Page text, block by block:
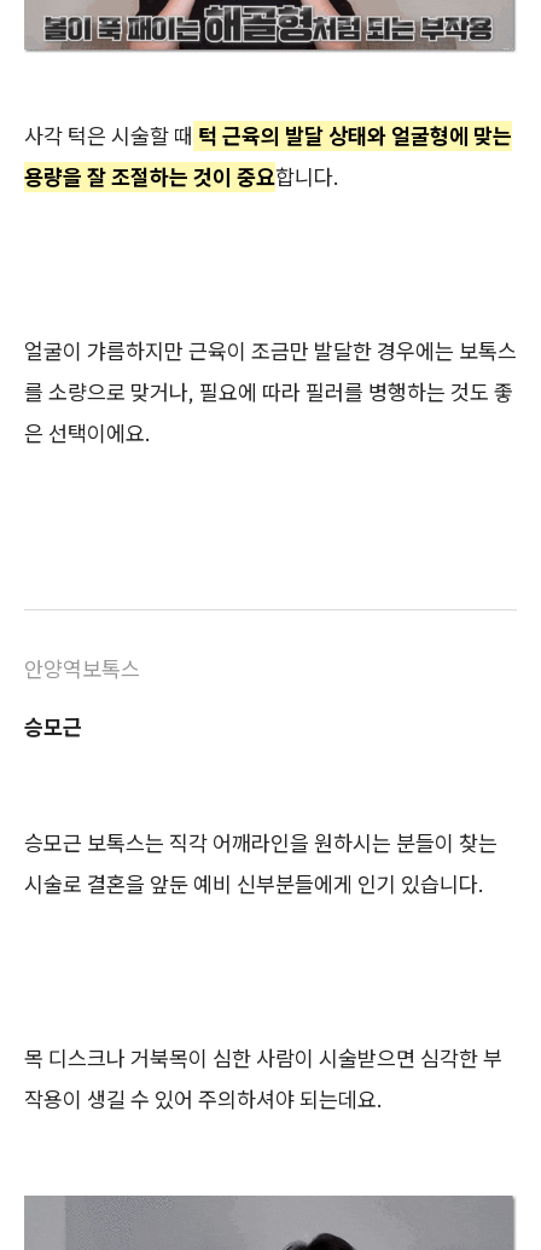
사각 턱은 시술할 때 턱 근육의 발달 상태와 얼굴형에 맞는
용량을 잘 조절하는 것이 중요합니다.
얼굴이 갸름하지만 근육이 조금만 발달한 경우에는 보톡스
를 소량으로 맞거나, 필요에 따라 필러를 병행하는 것도 좋
은 선택이에요.
안양역보톡스
승모근
승모근 보톡스는 직각 어깨라인을 원하시는 분들이 찾는
시술로 결혼을 앞둔 예비 신부분들에게 인기 있습니다.
목 디스크나 거북목이 심한 사람이 시술받으면 심각한 부
작용이 생길 수 있어 주의하셔야 되는데요.